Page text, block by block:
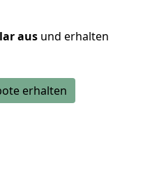
aus und erhalten
erhalten